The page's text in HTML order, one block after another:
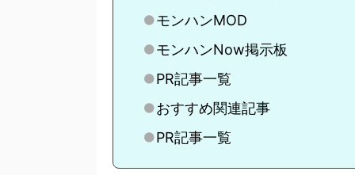
モンハンMOD
モンハンNow掲示板
PR記事一覧
おすすめ関連記事
PR記事一覧